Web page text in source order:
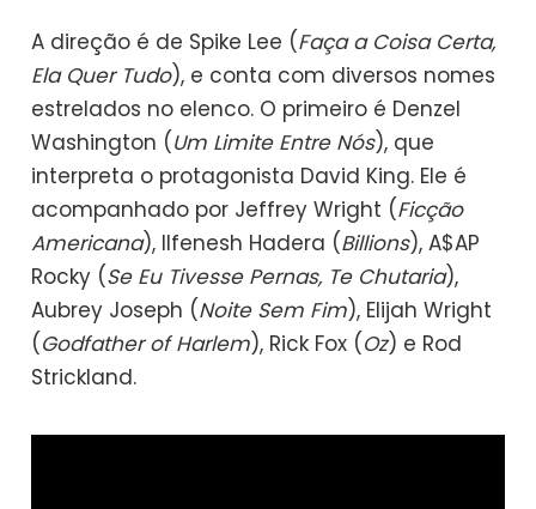
A direção é de Spike Lee (Faça a Coisa Certa,
Ela Quer Tudo), e conta com diversos nomes
estrelados no elenco. O primeiro é Denzel
Washington (Um Limite Entre Nós), que
interpreta o protagonista David King. Ele é
acompanhado por Jeffrey Wright (Ficção
Americana), Ilfenesh Hadera (Billions), A$AP
Rocky (Se Eu Tivesse Pernas, Te Chutaria),
Aubrey Joseph (Noite Sem Fim), Elijah Wright
(Godfather of Harlem), Rick Fox (Oz) e Rod
Strickland.